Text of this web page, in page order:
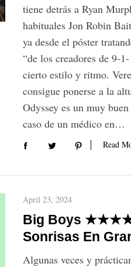
tiene detrás a Ryan
habituales Jon Robin
ya desde el póster
“de los creadores de 9-
cierto estilo y ritmo.
consigue ponerse a la
Odyssey es un muy
caso de un médico en…
Read
April 23, 2024
Big Boys
Sonrisas En
Algunas veces y